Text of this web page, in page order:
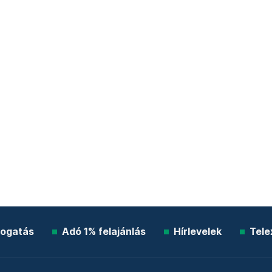
Adó 1% felajánlás Hírlevelek